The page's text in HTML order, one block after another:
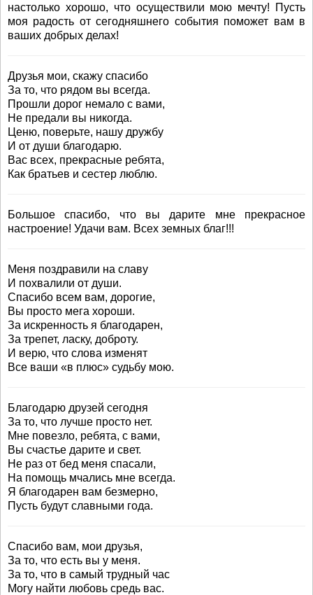
настолько хорошо, что осуществили мою мечту! Пусть
моя радость от сегодняшнего события поможет вам в
ваших добрых делах!
Друзья мои, скажу спасибо
За то, что рядом вы всегда.
Прошли дорог немало с вами,
Не предали вы никогда.
Ценю, поверьте, нашу дружбу
И от души благодарю.
Вас всех, прекрасные ребята,
Как братьев и сестер люблю.
Большое спасибо, что вы дарите мне прекрасное
настроение! Удачи вам. Всех земных благ!!!
Меня поздравили на славу
И похвалили от души.
Спасибо всем вам, дорогие,
Вы просто мега хороши.
За искренность я благодарен,
За трепет, ласку, доброту.
И верю, что слова изменят
Все ваши «в плюс» судьбу мою.
Благодарю друзей сегодня
За то, что лучше просто нет.
Мне повезло, ребята, с вами,
Вы счастье дарите и свет.
Не раз от бед меня спасали,
На помощь мчались мне всегда.
Я благодарен вам безмерно,
Пусть будут славными года.
Спасибо вам, мои друзья,
За то, что есть вы у меня.
За то, что в самый трудный час
Могу найти любовь средь вас.